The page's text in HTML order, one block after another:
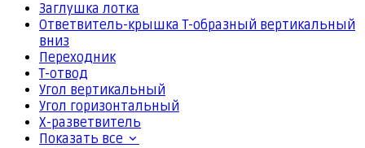
Заглушка лотка
Ответвитель-крышка Т-образный вертикальный
вниз
Переходник
Т-отвод
Угол вертикальный
Угол горизонтальный
Х-разветвитель
Показать все